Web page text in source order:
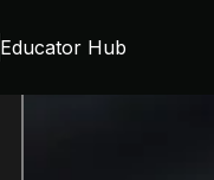
Educator Hub